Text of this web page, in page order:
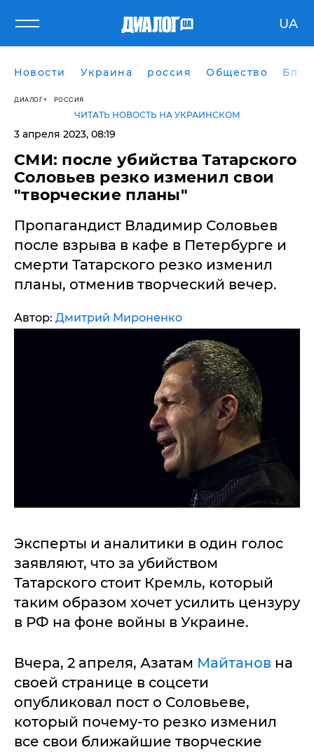
UA
Новости Украина россия Общество
ДИАЛОГ РОССИЯ
ЧИТАТЬ НОВОСТЬ НА УКРАИНСКОМ
3 апреля 2023, 08:19
​СМИ: после убийства Татарского
Соловьев резко изменил свои
"творческие планы"
Пропагандист Владимир Соловьев
после взрыва в кафе в Петербурге и
смерти Татарского резко изменил
планы, отменив творческий вечер.
Автор: Дмитрий Мироненко
Эксперты и аналитики в один голос
заявляют, что за убийством
Татарского стоит Кремль, который
таким образом хочет усилить цензуру
в РФ на фоне войны в Украине.
Вчера, 2 апреля, Азатам Майтанов на
своей странице в соцсети
опубликовал пост о Соловьеве,
который почему-то резко изменил
все свои ближайшие творческие